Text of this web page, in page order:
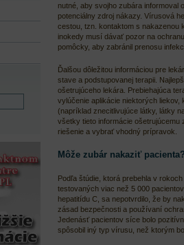
nutné, aby svojho zubára informoval
potenciálny zdroj nákazy. Vírusová
cestou, tzn. kontaktom s nakazenou
inokedy musí dávať pozor na
pomôcky, aby zabránil prenosu
Ďalšou dôležitou informáciou pre
stave a podstupovanej terapii.
ošetrujúceho lekára. Prebiehajúca
vylúčenie aplikácie niektorých
(napríklad znecitlivujúce látky, látky
všetky tieto informácie
riešenie a vybrať vhodný prípravok.
Môže zubár nakaziť
Podľa štúdie, ktorá prebehla v
testovaných viac než 5 000
hepatitídu C, sa nepotvrdilo, že by
zásad bezpečnosti a používaní
Jedenásť pacientov síce bolo
spôsobil iný typ vírusu, než ktorým